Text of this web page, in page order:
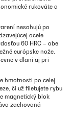
rukoväte a
nesahujú po
ocele
60 HRC – obe
európske nože.
v dlani aj pri
hmotnosti po celej
či už filetujete rybu
magnetický blok
zachovaná